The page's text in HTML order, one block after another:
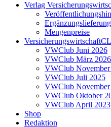
Verlag
Mengenpreise
VWClub Juni 2026
VWClub März 2026
VWClub
VWClub Juli 2025
VWClub
VWClub Oktober
VWClub April 2023
Shop
Redaktion